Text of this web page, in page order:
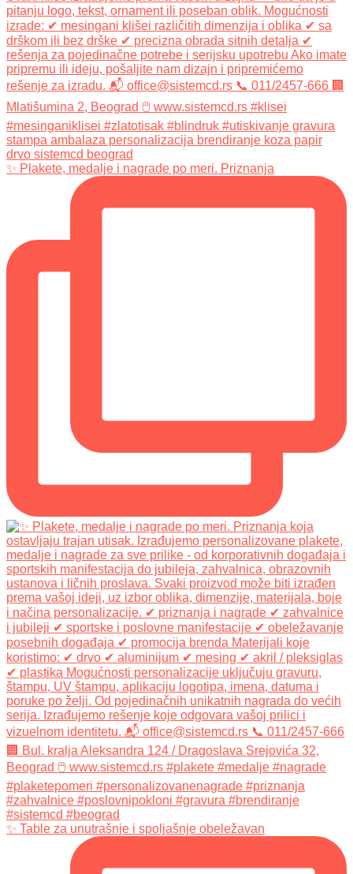
✨ Plakete, medalje i nagrade po meri. Priznanja
✨ Table za unutrašnje i spoljašnje obeležavan